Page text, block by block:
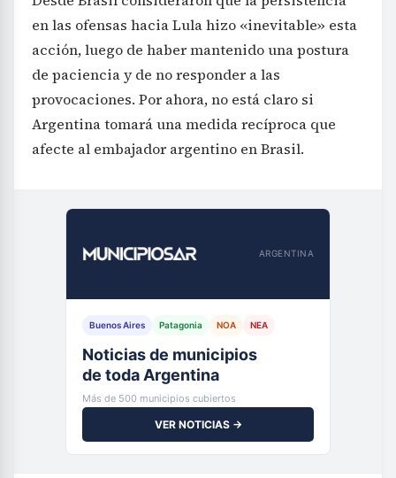
en las ofensas hacia Lula hizo «inevitable» esta
acción, luego de haber mantenido una postura
de paciencia y de no responder a las
provocaciones. Por ahora, no está claro si
Argentina tomará una medida recíproca que
afecte al embajador argentino en Brasil.
ARGENTINA
Buenos Aires Patagonia NOA NEA
Noticias de municipios
de toda Argentina
Más de 500 municipios cubiertos
VER NOTICIAS →